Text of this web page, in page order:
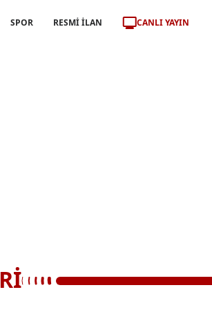
SPOR RESMİ İLAN CANLI YAYIN